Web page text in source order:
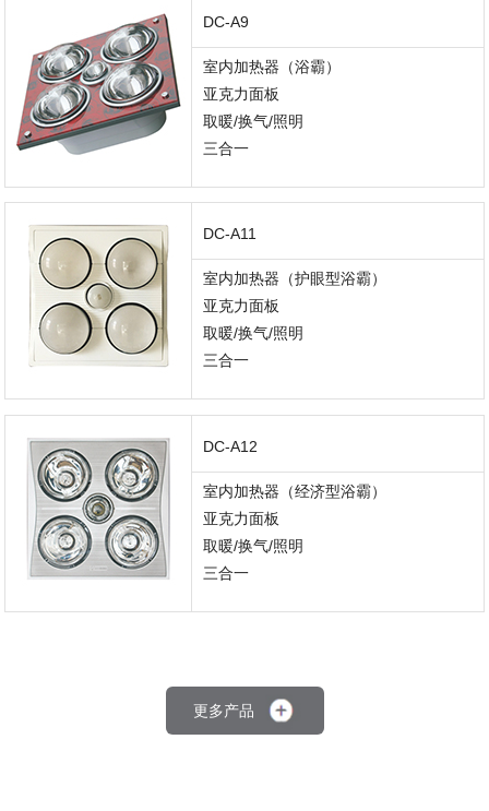
DC-A9
室内加热器（浴霸）
亚克力面板
取暖/换气/照明
三合一
DC-A11
室内加热器（护眼型浴霸）
亚克力面板
取暖/换气/照明
三合一
DC-A12
室内加热器（经济型浴霸）
亚克力面板
取暖/换气/照明
三合一
更多产品